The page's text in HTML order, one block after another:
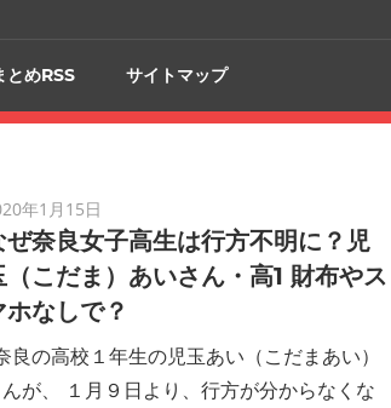
とめRSS サイトマップ
年1月15日
ぜ奈良女子高生は行方不明に？児
（こだま）あいさん・高1 財布やス
ホなしで？
良の高校１年生の児玉あい（こだまあい）
んが、 １月９日より、行方が分からなくな